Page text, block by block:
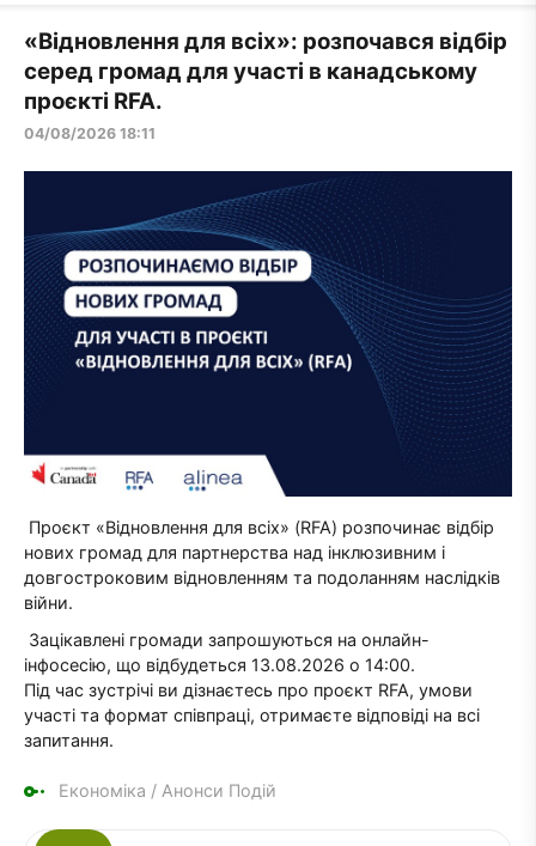
«Відновлення для всіх»: розпочався відбір
серед громад для участі в канадському
проєкті RFA.
04/08/2026 18:11
Проєкт «Відновлення для всіх» (RFA) розпочинає відбір
нових громад для партнерства над інклюзивним і
довгостроковим відновленням та подоланням наслідків
війни.
Зацікавлені громади запрошуються на онлайн-
інфосесію, що відбудеться 13.08.2026 о 14:00.
Під час зустрічі ви дізнаєтесь про проєкт RFA, умови
участі та формат співпраці, отримаєте відповіді на всі
запитання.
Економіка / Анонси Подій